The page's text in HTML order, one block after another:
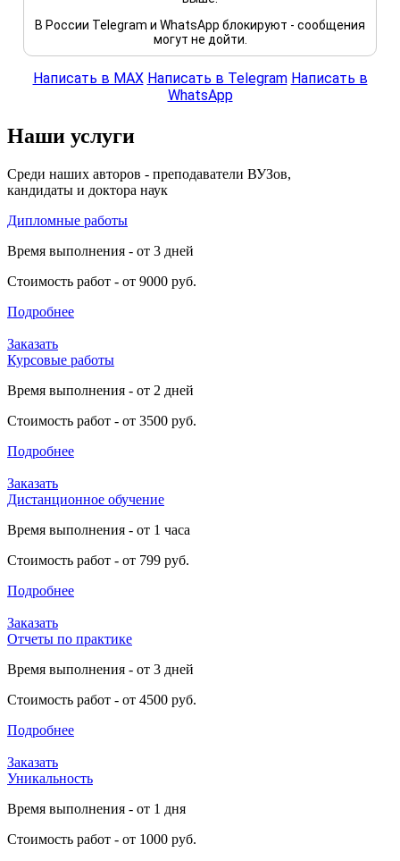
В России Telegram и WhatsApp блокируют - сообщения
могут не дойти.
Написать в MAX Написать в Telegram Написать в
WhatsApp
Наши услуги
Среди наших авторов - преподаватели ВУЗов,
кандидаты и доктора наук
Дипломные работы
Время выполнения - от 3 дней
Стоимость работ - от 9000 руб.
Подробнее
Заказать
Курсовые работы
Время выполнения - от 2 дней
Стоимость работ - от 3500 руб.
Подробнее
Заказать
Дистанционное обучение
Время выполнения - от 1 часа
Стоимость работ - от 799 руб.
Подробнее
Заказать
Отчеты по практике
Время выполнения - от 3 дней
Стоимость работ - от 4500 руб.
Подробнее
Заказать
Уникальность
Время выполнения - от 1 дня
Стоимость работ - от 1000 руб.